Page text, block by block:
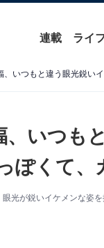
連載 ライ
、いつもと違う眼光鋭い
、いつも
ぽくて、
光が鋭いイケメンな姿